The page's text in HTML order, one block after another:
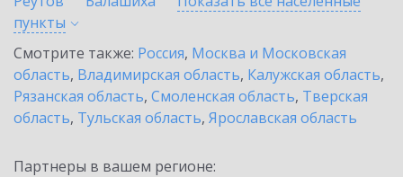
пункты
Смотрите также: Россия, Москва и Московская
область, Владимирская область, Калужская область,
Рязанская область, Смоленская область, Тверская
область, Тульская область, Ярославская область
Партнеры в вашем регионе: